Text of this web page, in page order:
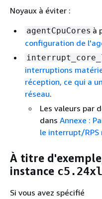
Noyaux à éviter :
agentCpuCores à
configuration de
interruptions
réception, ce qui a
réseau.
Les valeurs par
dans Annexe :
le interrupt/RPS
À titre
instance
Si vous avez spécifié